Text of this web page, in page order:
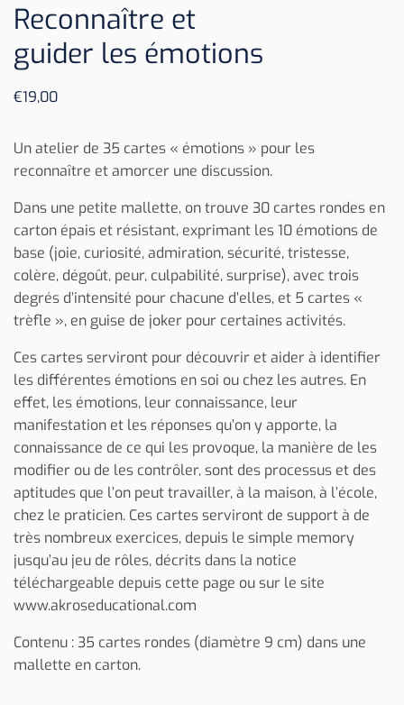
Reconnaître et
guider les émotions
€19,00
Un atelier de 35 cartes « émotions » pour les
reconnaître et amorcer une discussion.
Dans une petite mallette, on trouve 30 cartes rondes en
carton épais et résistant, exprimant les 10 émotions de
base (joie, curiosité, admiration, sécurité, tristesse,
colère, dégoût, peur, culpabilité, surprise), avec trois
degrés d’intensité pour chacune d’elles, et 5 cartes «
trèfle », en guise de joker pour certaines activités.
Ces cartes serviront pour découvrir et aider à identifier
les différentes émotions en soi ou chez les autres. En
effet, les émotions, leur connaissance, leur
manifestation et les réponses qu’on y apporte, la
connaissance de ce qui les provoque, la manière de les
modifier ou de les contrôler, sont des processus et des
aptitudes que l’on peut travailler, à la maison, à l’école,
chez le praticien. Ces cartes serviront de support à de
très nombreux exercices, depuis le simple memory
jusqu’au jeu de rôles, décrits dans la notice
téléchargeable depuis cette page ou sur le site
www.akroseducational.com
Contenu : 35 cartes rondes (diamètre 9 cm) dans une
mallette en carton.